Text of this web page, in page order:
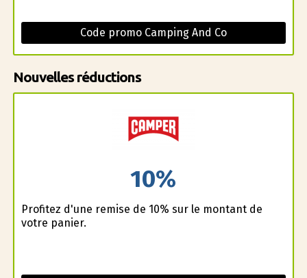
Code promo Camping And Co
Nouvelles réductions
10%
Profitez d'une remise de 10% sur le montant de
votre panier.